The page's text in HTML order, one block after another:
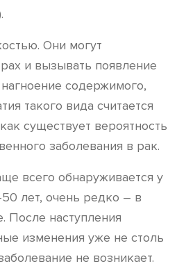
Они могут
и вызывать появление
содержимого,
такого вида считается
существует вероятность
заболевания в рак.
всего обнаруживается у
лет, очень редко – в
После наступления
изменения уже не столь
не возникает.